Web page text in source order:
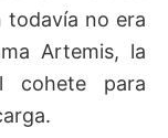
todavía no era
Artemis, la
cohete para